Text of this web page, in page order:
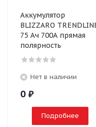
Аккумулятор
BLIZZARO
75 Ач 700А прямая
полярность
Нет в наличии
0 ₽
Подробнее